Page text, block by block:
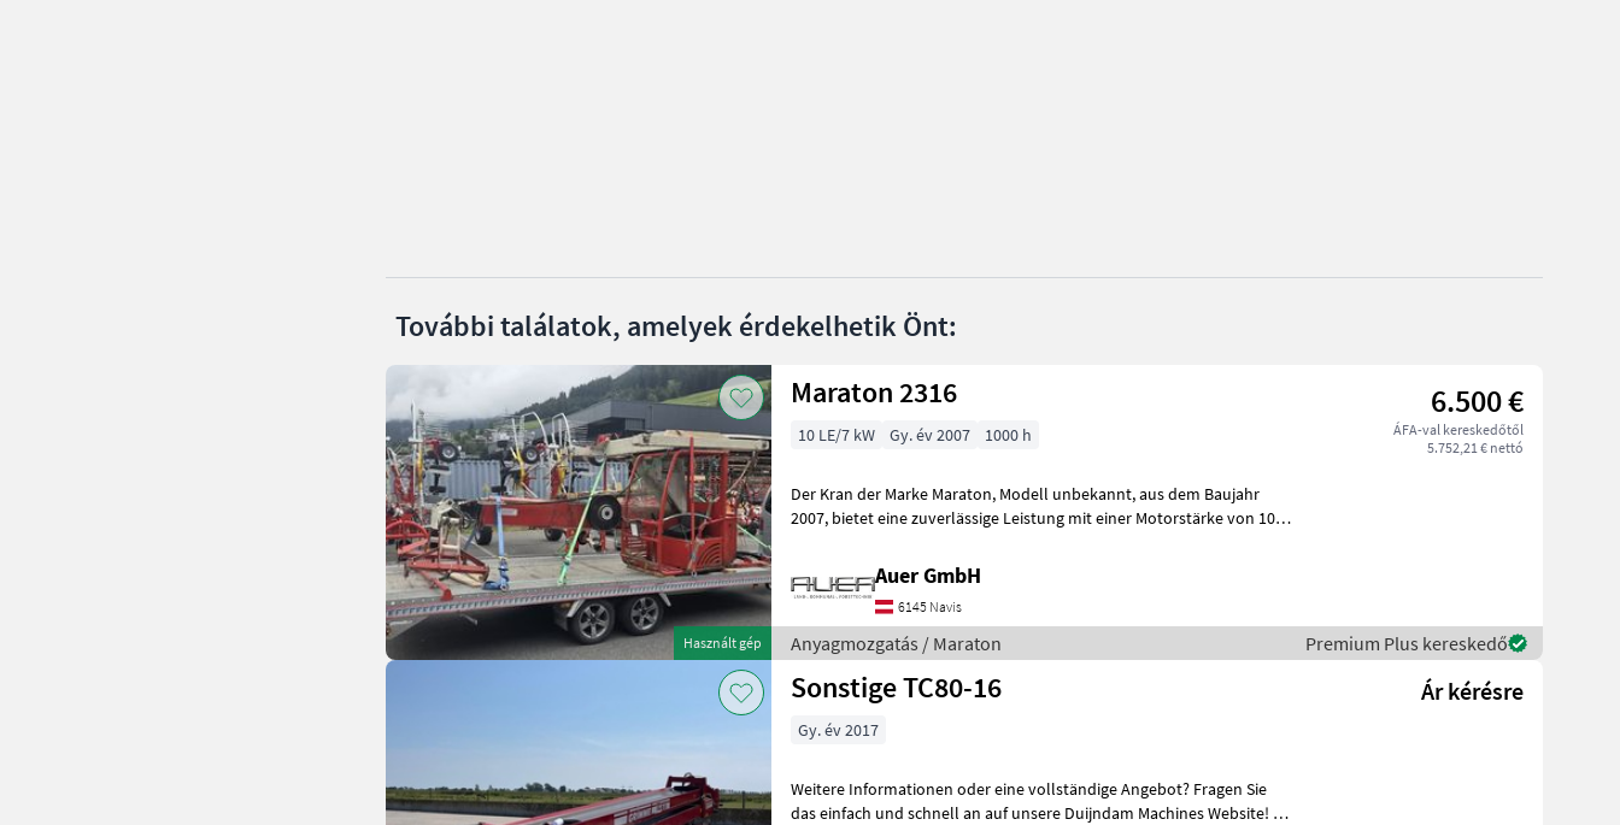
További találatok, amelyek érdekelhetik Önt:
Használt gép
Maraton 2316 6.500 €
ÁFA-val kereskedőtől
5.752,21 € nettó
10 LE/7 kW Gy. év 2007 1000 h
Der Kran der Marke Maraton, Modell unbekannt, aus dem Baujahr
2007, bietet eine zuverlässige Leistung mit einer Motorstärke von 10
Auer GmbH
6145 Navis
Anyagmozgatás / Maraton Premium Plus kereskedő
Sonstige TC80-16 Ár kérésre
Gy. év 2017
Weitere Informationen oder eine vollständige Angebot? Fragen Sie
das einfach und schnell an auf unsere Duijndam Machines Website! Sie